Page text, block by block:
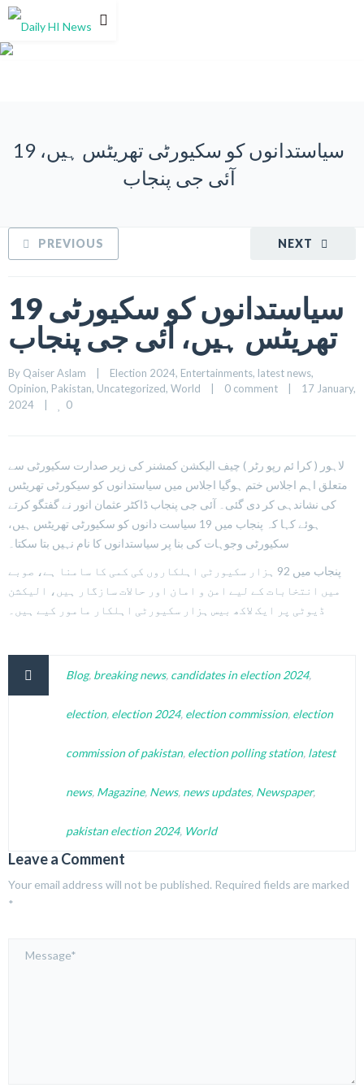
19 سیاستدانوں کو سکیورٹی تھریٹس ہیں،
آئی جی پنجاب
NEXT
PREVIOUS
19 سیاستدانوں کو سکیورٹی
تھریٹس ہیں، آئی جی پنجاب
By Qaiser Aslam Election 2024, Entertainments, latest news
Opinion, Pakistan, Uncategorized, World 0 comment
17 January,
2024
0
لاہور ( کرا ئم رپو رٹر ) چیف الیکشن کمشنر کی زیر صدارت سکیورٹی سے
متعلق اہم اجلاس ختم ہوگیا اجلاس میں سیاستدانوں کو سیکورٹی تھریٹس
کی نشاندہی کر دی گئی۔ آئی جی پنجاب ڈاکٹر عثمان انور نے گفتگو کرتے
ہوئے کہا کہ پنجاب میں 19 سیاست دانوں کو سکیورٹی تھریٹس ہیں،
سکیورٹی وجوہات کی بنا پر سیاستدانوں کا نام نہیں بتا سکتا۔
پنجاب میں 92 ہزار سکیورٹی اہلکاروں کی کمی کا سامنا ہے، صوبے
میں انتخابات کے لیے امن و امان اور حالات سازگار ہیں، الیکشن
ڈیوٹی پر ایک لاکھ بیس ہزار سکیورٹی اہلکار مامور کیے ہیں۔
Blog, breaking news, candidates in election 2024,
election, election 2024, election commission, election
commission of pakistan, election polling station, latest
news, Magazine, News, news updates, Newspaper,
pakistan election 2024, World
Leave a Comment
Your email address will not be published. Required fields are marked
*